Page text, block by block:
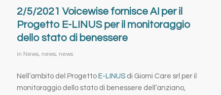
2/5/2021 Voicewise fornisce AI per il
Progetto E-LINUS per il monitoraggio
dello stato di benessere
in News, news, news
Nell’ambito del Progetto E-LINUSdi Giomi Care srl per il
monitoraggio dello stato di benessere dell’anziano,